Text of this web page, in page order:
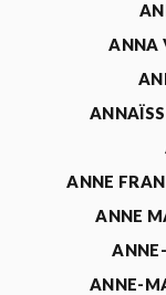
ANNA
ANNE
ANNE
ANNE-